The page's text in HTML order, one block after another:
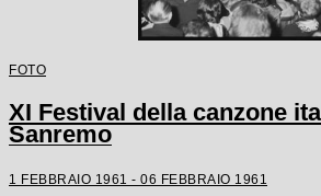
FOTO
XI Festival della canzone
Sanremo
1 FEBBRAIO 1961 - 06 FEBBRAIO 1961